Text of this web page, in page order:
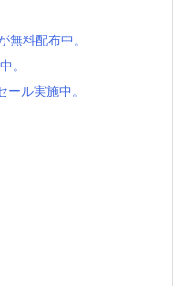
料配布中。
。
ル実施中。